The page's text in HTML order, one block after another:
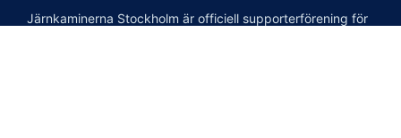
Järnkaminerna Stockholm är officiell supporterförening för